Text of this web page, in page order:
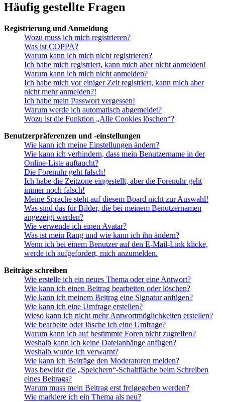
Häufig gestellte Fragen
Registrierung und Anmeldung
Wozu muss ich mich registrieren?
Was ist COPPA?
Warum kann ich mich nicht registrieren?
Ich habe mich registriert, kann mich aber nicht anmelden!
Warum kann ich mich nicht anmelden?
Ich habe mich vor einiger Zeit registriert, kann mich aber
nicht mehr anmelden?!
Ich habe mein Passwort vergessen!
Warum werde ich automatisch abgemeldet?
Wozu ist die Funktion „Alle Cookies löschen“?
Benutzerpräferenzen und -einstellungen
Wie kann ich meine Einstellungen ändern?
Wie kann ich verhindern, dass mein Benutzername in der
Online-Liste auftaucht?
Die Forenuhr geht falsch!
Ich habe die Zeitzone eingestellt, aber die Forenuhr geht
immer noch falsch!
Meine Sprache steht auf diesem Board nicht zur Auswahl!
Was sind das für Bilder, die bei meinem Benutzernamen
angezeigt werden?
Wie verwende ich einen Avatar?
Was ist mein Rang und wie kann ich ihn ändern?
Wenn ich bei einem Benutzer auf den E-Mail-Link klicke,
werde ich aufgefordert, mich anzumelden.
Beiträge schreiben
Wie erstelle ich ein neues Thema oder eine Antwort?
Wie kann ich einen Beitrag bearbeiten oder löschen?
Wie kann ich meinem Beitrag eine Signatur anfügen?
Wie kann ich eine Umfrage erstellen?
Wieso kann ich nicht mehr Antwortmöglichkeiten erstellen?
Wie bearbeite oder lösche ich eine Umfrage?
Warum kann ich auf bestimmte Foren nicht zugreifen?
Weshalb kann ich keine Dateianhänge anfügen?
Weshalb wurde ich verwarnt?
Wie kann ich Beiträge den Moderatoren melden?
Was bewirkt die „Speichern“-Schaltfläche beim Schreiben
eines Beitrags?
Warum muss mein Beitrag erst freigegeben werden?
Wie markiere ich ein Thema als neu?